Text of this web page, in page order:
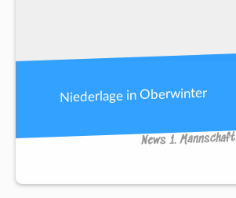
Niederlage in Oberwinter
News 1. Mannschaft